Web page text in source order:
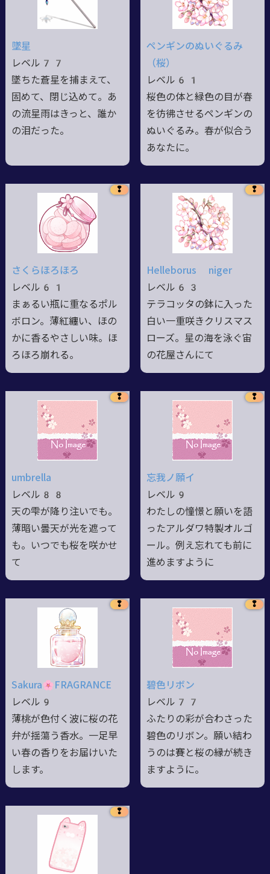
墜星
レベル77
墜ちた蒼星を捕まえて、
固めて、閉じ込めて。あ
の流星雨はきっと、誰か
の泪だった。
ペンギンのぬいぐるみ
（桜）
レベル61
桜色の体と緑色の目が春
を彷彿させるペンギンの
ぬいぐるみ。春が似合う
あなたに。
❢
さくらほろほろ
レベル61
まぁるい瓶に重なるポル
ボロン。薄紅纏い、ほの
かに香るやさしい味。ほ
ろほろ崩れる。
❢
Helleborus niger
レベル63
テラコッタの鉢に入った
白い一重咲きクリスマス
ローズ。星の海を泳ぐ宙
の花屋さんにて
❢
umbrella
レベル88
天の雫が降り注いでも。
薄暗い曇天が光を遮って
も。いつでも桜を咲かせ
て
❢
忘我ノ願イ
レベル9
わたしの憧憬と願いを語
ったアルダワ特製オルゴ
ール。例え忘れても前に
進めますように
❢
Sakura🌸FRAGRANCE
レベル9
薄桃が色付く波に桜の花
弁が揺蕩う香水。一足早
い春の香りをお届けいた
します。
❢
碧色リボン
レベル77
ふたりの彩が合わさった
碧色のリボン。願い結わ
うのは賽と桜の縁が続き
ますように。
❢